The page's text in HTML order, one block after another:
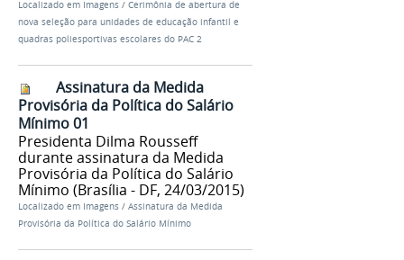
Localizado em Imagens / Cerimônia de abertura de
nova seleção para unidades de educação infantil e
quadras poliesportivas escolares do PAC 2
Assinatura da Medida
Provisória da Política do Salário
Mínimo 01
Presidenta Dilma Rousseff
durante assinatura da Medida
Provisória da Política do Salário
Mínimo (Brasília - DF, 24/03/2015)
Localizado em Imagens / Assinatura da Medida
Provisória da Política do Salário Mínimo